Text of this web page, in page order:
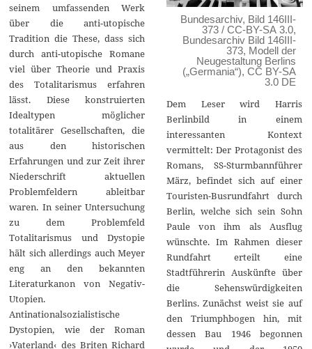
seinem umfassenden Werk
über die anti-utopische
Tradition die These, dass sich
durch anti-utopische Romane
viel über Theorie und Praxis
des Totalitarismus erfahren
lässt. Diese konstruierten
Idealtypen möglicher
totalitärer Gesellschaften, die
aus den historischen
Erfahrungen und zur Zeit ihrer
Niederschrift aktuellen
Problemfeldern ableitbar
waren. In seiner Untersuchung
zu dem Problemfeld
Totalitarismus und Dystopie
hält sich allerdings auch Meyer
eng an den bekannten
Literaturkanon von Negativ-
Utopien.
Antinationalsozialistische
Dystopien, wie der Roman
›Vaterland‹ des Briten Richard
Bundesarchiv, Bild 146III-
373 / CC-BY-SA 3.0,
Bundesarchiv Bild 146III-
373, Modell der
Neugestaltung Berlins
(„Germania“), CC BY-SA
3.0 DE
Dem Leser wird Harris
Berlinbild in einem
interessanten Kontext
vermittelt: Der Protagonist des
Romans, SS-Sturmbannführer
März, befindet sich auf einer
Touristen-Busrundfahrt durch
Berlin, welche sich sein Sohn
Paule von ihm als Ausflug
wünschte. Im Rahmen dieser
Rundfahrt erteilt eine
Stadtführerin Auskünfte über
die Sehenswürdigkeiten
Berlins. Zunächst weist sie auf
den Triumphbogen hin, mit
dessen Bau 1946 begonnen